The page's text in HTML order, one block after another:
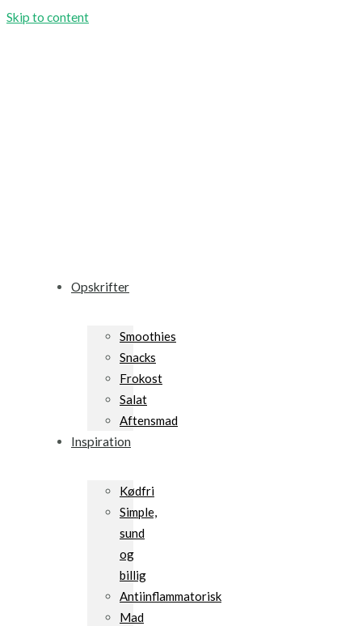
Skip to content
Opskrifter
Smoothies
Snacks
Frokost
Salat
Aftensmad
Inspiration
Kødfri
Simple,
sund
og
billig
Antiinflammatorisk
Mad